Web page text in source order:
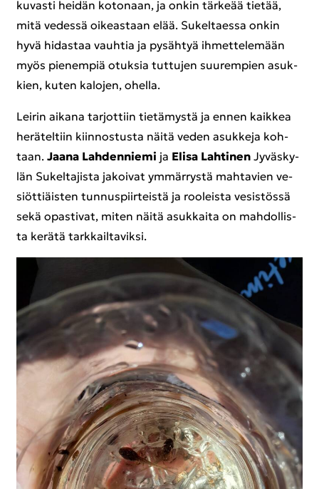
ku­vas­ti hei­dän ko­to­naan, ja onkin tär­ke­ää tie­tää,
mitä ve­des­sä oi­keas­taan elää. Su­kel­taes­sa onkin
hyvä hi­das­taa vauh­tia ja py­säh­tyä ih­met­te­le­mään
myös pie­nem­piä otuk­sia tut­tu­jen suu­rem­pien asuk­
kien, kuten ka­lo­jen, ohel­la.
Lei­rin ai­ka­na tar­jot­tiin tie­tä­mys­tä ja ennen kaik­kea
he­rä­tel­tiin kiin­nos­tus­ta näitä veden asuk­ke­ja koh­
taan. Jaana Lah­den­nie­mi ja Elisa Lah­ti­nen Jy­väs­ky­
län Su­kel­ta­jis­ta ja­koi­vat ym­mär­rys­tä mah­ta­vien ve­
siöt­tiäis­ten tun­nus­piir­teis­tä ja roo­leis­ta ve­sis­tös­sä
sekä opas­ti­vat, miten näitä asuk­kai­ta on mah­dol­lis­
ta ke­rä­tä tark­kail­ta­vik­si.